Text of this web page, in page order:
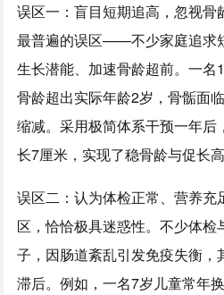
误区一：盲目短期追高，忽视骨
最普遍的误区——不少家庭追求
生长潜能、加速骨龄超前。一名
骨龄超出实际年龄2岁，骨骺面
缩减。采用极简体系干预一年后
长7厘米，实现了稳骨龄与促长高
误区二：认为体检正常、营养充
区，恰恰极具迷惑性。不少体
子，因肠道紊乱引发免疫失衡，
滞后。例如，一名7岁儿童常年